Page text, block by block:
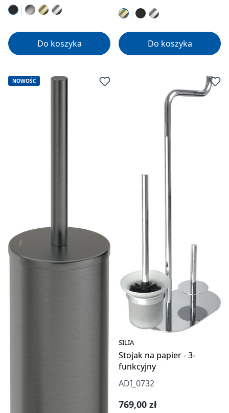
Do koszyka Do koszyka
NOWOŚĆ
SILIA
Stojak na papier - 3-
funkcyjny
ADI_0732
Cena regularna:
769,00 zł